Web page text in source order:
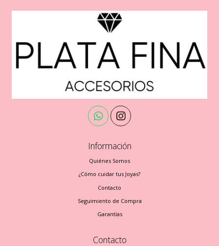
Información
Quiénes Somos
¿Cómo cuidar tus Joyas?
Contacto
Seguimiento de Compra
Garantías
Contacto